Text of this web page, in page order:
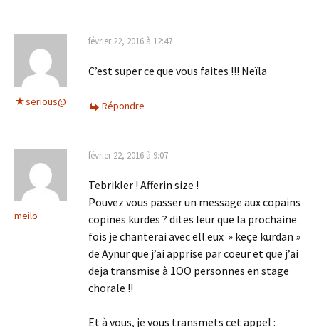
serious@
février 22, 2016 à 12:47
C’est super ce que vous faites !!! Neïla
Répondre
meilo
février 22, 2016 à 9:07
Tebrikler ! Afferin size !
Pouvez vous passer un message aux copains
copines kurdes ? dites leur que la prochaine
fois je chanterai avec ell.eux » keçe kurdan »
de Aynur que j’ai apprise par coeur et que j’ai
deja transmise à 1OO personnes en stage
chorale !!
Et à vous, je vous transmets cet appel :